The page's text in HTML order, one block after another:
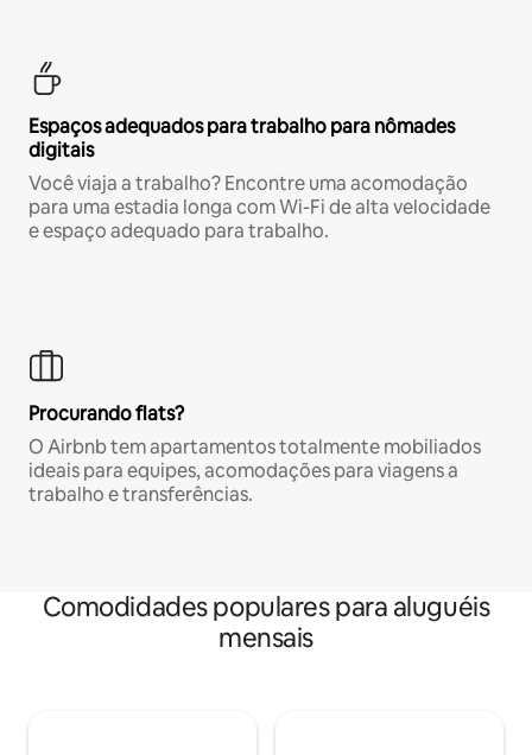
Espaços adequados para trabalho para nômades
digitais
Você viaja a trabalho? Encontre uma acomodação
para uma estadia longa com Wi-Fi de alta velocidade
e espaço adequado para trabalho.
Procurando flats?
O Airbnb tem apartamentos totalmente mobiliados
ideais para equipes, acomodações para viagens a
trabalho e transferências.
Comodidades populares para aluguéis
mensais